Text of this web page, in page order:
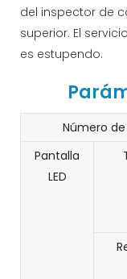
del inspector de
superior. El
es estupendo.
Número
Pantalla
LED